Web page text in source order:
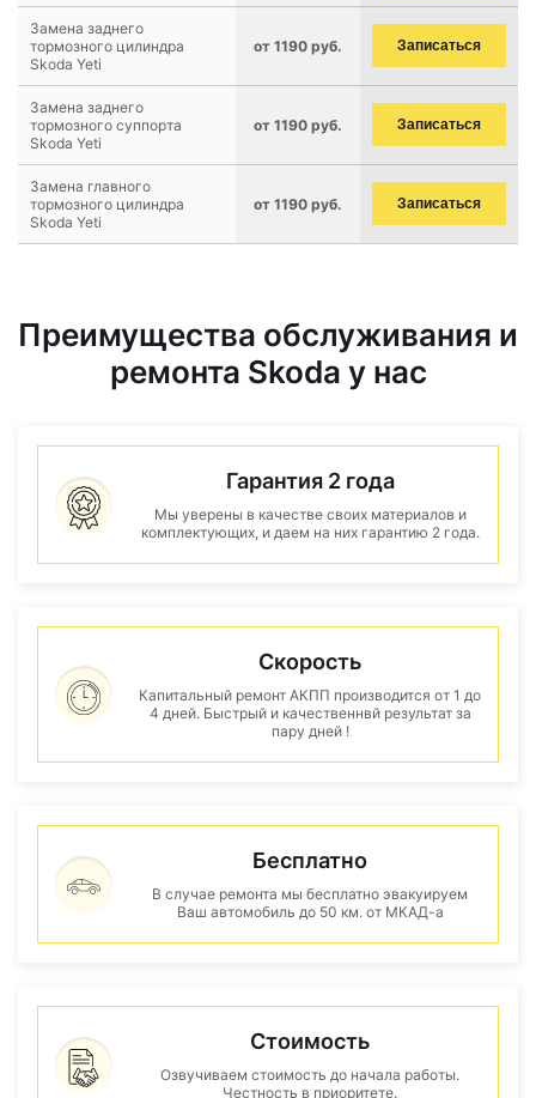
Замена заднего
тормозного цилиндра
Skoda Yeti
от 1190 руб. Записаться
Замена заднего
тормозного суппорта
Skoda Yeti
от 1190 руб. Записаться
Замена главного
тормозного цилиндра
Skoda Yeti
от 1190 руб. Записаться
Преимущества обслуживания и
ремонта Skoda у нас
Гарантия 2 года
Мы уверены в качестве своих материалов и
комплектующих, и даем на них гарантию 2 года.
Скорость
Капитальный ремонт АКПП производится от 1 до
4 дней. Быстрый и качественнвй результат за
пару дней !
Бесплатно
В случае ремонта мы бесплатно эвакуируем
Ваш автомобиль до 50 км. от МКАД-а
Стоимость
Озвучиваем стоимость до начала работы.
Честность в приоритете.